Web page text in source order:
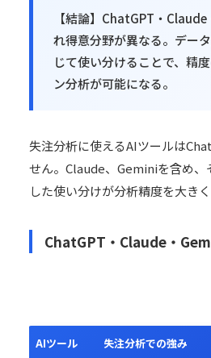
【結論】ChatGPT・
れ得意分野が異なる。デー
じて使い分けることで、精
ン分析が可能になる。
失注分析に使えるAIツールは
せん。Claude、Geminiを含め、
した使い分けが分析精度を大きく
ChatGPT・Claude・
AIツール 失注分析での強み